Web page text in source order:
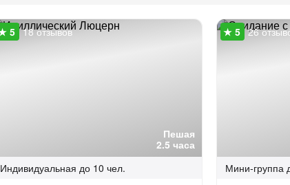
Пешая
2.5 часа
18 отзывов
Индивидуальная до 10 чел.
26
Мини-группа